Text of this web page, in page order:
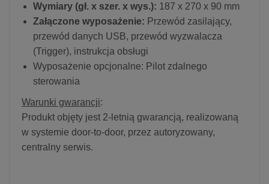
Wymiary (gł. x szer. x wys.): 187 x 270 x 90 mm
Załączone wyposażenie: Przewód zasilający,
przewód danych USB, przewód wyzwalacza
(Trigger), instrukcja obsługi
Wyposażenie opcjonalne: Pilot zdalnego
sterowania
Warunki gwarancji:
Produkt objęty jest 2-letnią gwarancją, realizowaną
w systemie door-to-door, przez autoryzowany,
centralny serwis.